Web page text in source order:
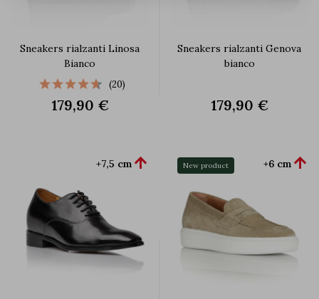
Sneakers rialzanti Linosa
Bianco
(20)
179,90 €
Sneakers rialzanti Genova
bianco
179,90 €
+7,5 cm  New product +6 cm 